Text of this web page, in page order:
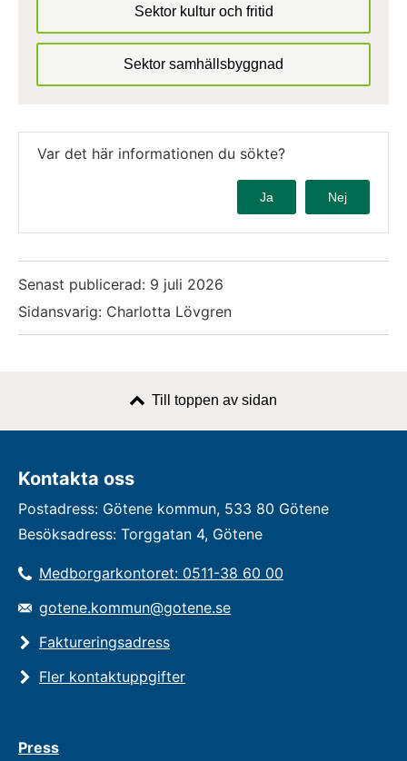
Sektor kultur och fritid
Sektor samhällsbyggnad
Var det här informationen du sökte?
Ja Nej
Senast publicerad: 9 juli 2026
Sidansvarig: Charlotta Lövgren
Till toppen av sidan
Kontakta oss
Postadress: Götene kommun, 533 80 Götene
Besöksadress: Torggatan 4, Götene
Medborgarkontoret: 0511-38 60 00
gotene.kommun@gotene.se
Faktureringsadress
Fler kontaktuppgifter
Press